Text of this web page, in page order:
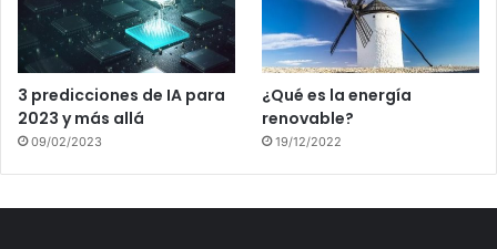
3 predicciones de IA para
2023 y más allá
09/02/2023
¿Qué es la energía
renovable?
19/12/2022